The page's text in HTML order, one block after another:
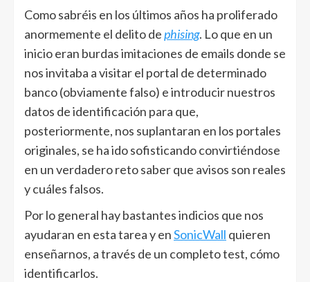
Como sabréis en los últimos años ha proliferado
anormemente el delito dephising. Lo que en un
inicio eran burdas imitaciones de emails donde se
nos invitaba a visitar el portal de determinado
banco (obviamente falso) e introducir nuestros
datos de identificación para que,
posteriormente, nos suplantaran en los portales
originales, se ha ido sofisticando convirtiéndose
en un verdadero reto saber que avisos son reales
y cuáles falsos.
Por lo general hay bastantes indicios que nos
ayudaran en esta tarea y enSonicWall quieren
enseñarnos, a través de un completo test, cómo
identificarlos.